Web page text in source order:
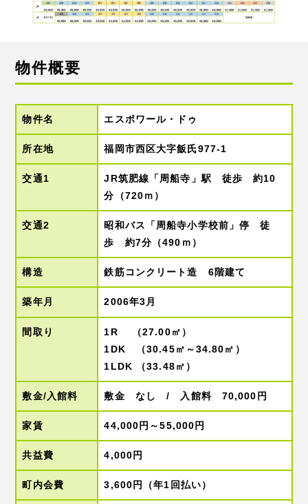
物件概要
物件名 エスポワール・ドゥ
所在地 福岡市西区大字飯氏977-1
交通1
JR筑肥線「周船寺」駅 徒歩 約10
分（720ｍ）
交通2
昭和バス「周船寺小学校前」停 徒
歩 約7分（490ｍ）
構造 鉄筋コンクリート造 6階建て
築年月 2006年3月
間取り
1R （27.00㎡）
1DK （30.45㎡～34.80㎡）
1LDK （33.48㎡）
敷金/入館料 敷金 なし / 入館料 70,000円
家賃 44,000円～55,000円
共益費 4,000円
町内会費 3,600円（年1回払い）